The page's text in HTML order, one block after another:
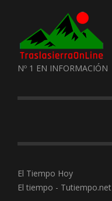
Nº 1 EN INFORMACIÓN
El Tiempo Hoy
El tiempo - Tutiempo.net